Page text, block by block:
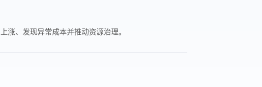
涨、发现异常成本并推动资源治理。